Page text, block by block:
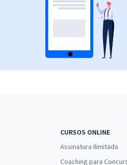
CURSOS ONLINE
Assinatura Ilimitada
Coaching para